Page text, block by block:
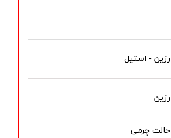
رزین - استیل
رزین
حالت چرمی